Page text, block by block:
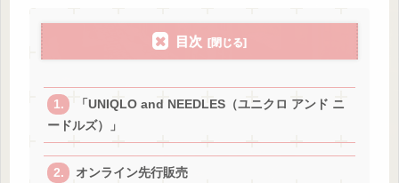
目次
「UNIQLO and NEEDLES（ユニクロ アンド ニ
ードルズ）」
オンライン先行販売